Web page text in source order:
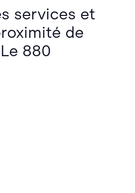
services et
de
880